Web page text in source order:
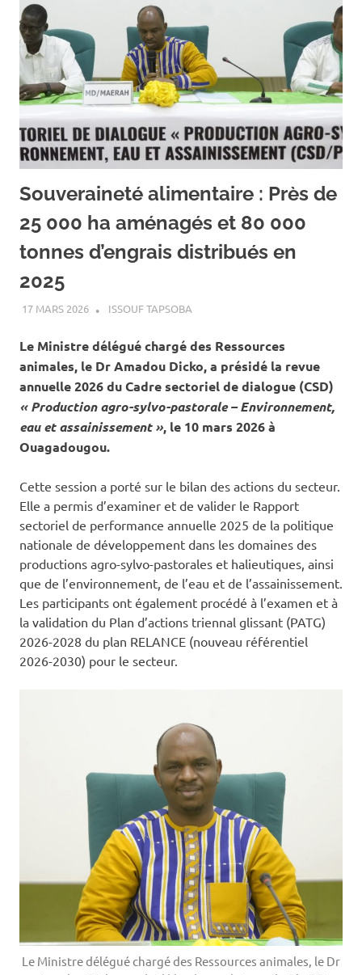
Souveraineté alimentaire : Près de
25 000 ha aménagés et 80 000
tonnes d’engrais distribués en
2025
17 MARS 2026 ISSOUF TAPSOBA
Le Ministre délégué chargé des Ressources
animales, le Dr Amadou Dicko, a présidé la revue
annuelle 2026 du Cadre sectoriel de dialogue (CSD)
« Production agro-sylvo-pastorale – Environnement,
eau et assainissement », le 10 mars 2026 à
Ouagadougou.
Cette session a porté sur le bilan des actions du secteur.
Elle a permis d’examiner et de valider le Rapport
sectoriel de performance annuelle 2025 de la politique
nationale de développement dans les domaines des
productions agro-sylvo-pastorales et halieutiques, ainsi
que de l’environnement, de l’eau et de l’assainissement.
Les participants ont également procédé à l’examen et à
la validation du Plan d’actions triennal glissant (PATG)
2026-2028 du plan RELANCE (nouveau référentiel
2026-2030) pour le secteur.
Le Ministre délégué chargé des Ressources animales, le Dr